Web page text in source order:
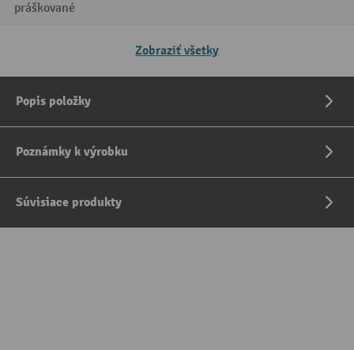
práškované
Zobraziť všetky
Popis položky
Poznámky k výrobku
Súvisiace produkty